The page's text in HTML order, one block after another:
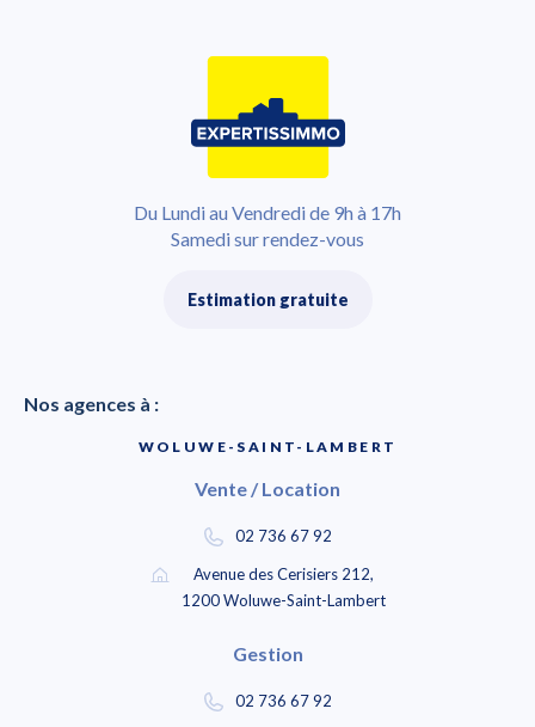
Du Lundi au Vendredi de 9h à 17h
Samedi sur rendez-vous
Estimation gratuite
Nos agences à :
WOLUWE-SAINT-LAMBERT
Vente / Location
02 736 67 92
Avenue des Cerisiers 212,
1200 Woluwe-Saint-Lambert
Gestion
02 736 67 92